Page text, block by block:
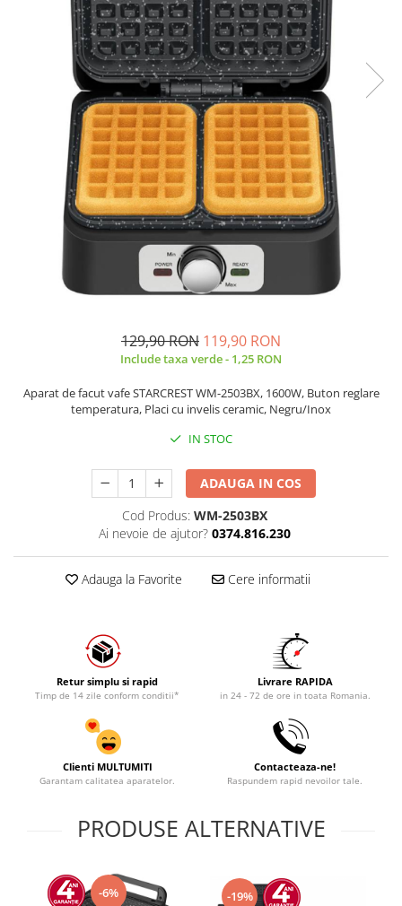
Robot de bucătărie
Sandwich maker
Fier de călcat
Dispozitive smart home
129,90 RON 119,90 RON
Include taxa verde - 1,25 RON
Aparat de facut vafe STARCREST WM-2503BX, 1600W, Buton reglare
temperatura, Placi cu invelis ceramic, Negru/Inox
IN STOC
ADAUGA IN COS
Cod Produs: WM-2503BX
Ai nevoie de ajutor? 0374.816.230
Adauga la Favorite Cere informatii
Retur simplu si rapid
Timp de 14 zile conform conditii*
Livrare RAPIDA
in 24 - 72 de ore in toata Romania.
Clienti MULTUMITI
Garantam calitatea aparatelor.
Contacteaza-ne!
Raspundem rapid nevoilor tale.
PRODUSE ALTERNATIVE
-6% -19%